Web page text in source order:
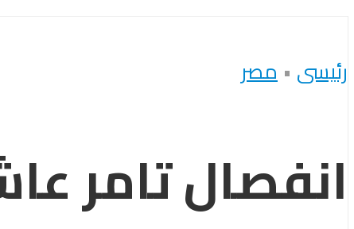
رئيسى •مصر
انفصال تامر